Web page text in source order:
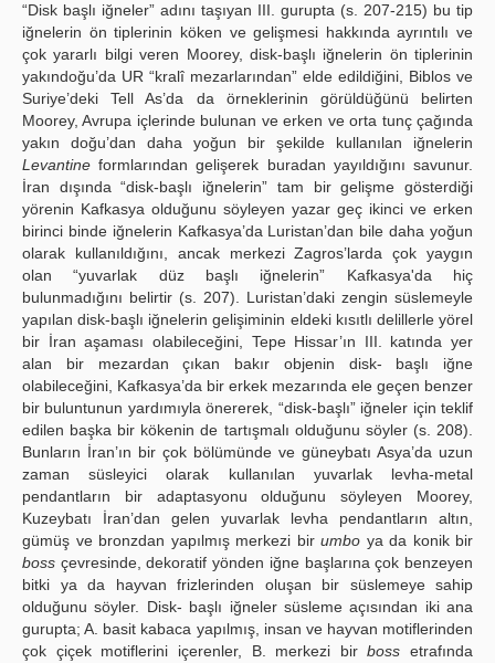
“Disk başlı iğneler” adını taşıyan III. gurupta (s. 207-215) bu tip
iğnelerin ön tiplerinin köken ve gelişmesi hakkında ayrıntılı ve
çok yararlı bilgi veren Moorey, disk-başlı iğnelerin ön tiplerinin
yakındoğu’da UR “kralî mezarlarından” elde edildiğini, Biblos ve
Suriye’deki Tell As’da da örneklerinin görüldüğünü belirten
Moorey, Avrupa içlerinde bulunan ve erken ve orta tunç çağında
yakın doğu’dan daha yoğun bir şekilde kullanılan iğnelerin
Levantine formlarından gelişerek buradan yayıldığını savunur.
İran dışında “disk-başlı iğnelerin” tam bir gelişme gösterdiği
yörenin Kafkasya olduğunu söyleyen yazar geç ikinci ve erken
birinci binde iğnelerin Kafkasya’da Luristan’dan bile daha yoğun
olarak kullanıldığını, ancak merkezi Zagros’larda çok yaygın
olan “yuvarlak düz başlı iğnelerin” Kafkasya'da hiç
bulunmadığını belirtir (s. 207). Luristan’daki zengin süslemeyle
yapılan disk-başlı iğnelerin gelişiminin eldeki kısıtlı delillerle yörel
bir İran aşaması olabileceğini, Tepe Hissar’ın III. katında yer
alan bir mezardan çıkan bakır objenin disk- başlı iğne
olabileceğini, Kafkasya’da bir erkek mezarında ele geçen benzer
bir buluntunun yardımıyla önererek, “disk-başlı” iğneler için teklif
edilen başka bir kökenin de tartışmalı olduğunu söyler (s. 208).
Bunların İran’ın bir çok bölümünde ve güneybatı Asya’da uzun
zaman süsleyici olarak kullanılan yuvarlak levha-metal
pendantların bir adaptasyonu olduğunu söyleyen Moorey,
Kuzeybatı İran’dan gelen yuvarlak levha pendantların altın,
gümüş ve bronzdan yapılmış merkezi bir umbo ya da konik bir
boss çevresinde, dekoratif yönden iğne başlarına çok benzeyen
bitki ya da hayvan frizlerinden oluşan bir süslemeye sahip
olduğunu söyler. Disk- başlı iğneler süsleme açısından iki ana
gurupta; A. basit kabaca yapılmış, insan ve hayvan motiflerinden
çok çiçek motiflerini içerenler, B. merkezi birboss etrafında